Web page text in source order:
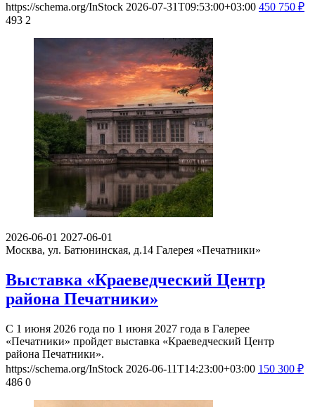
https://schema.org/InStock 2026-07-31T09:53:00+03:00 450 750 ₽
493 2
2026-06-01 2027-06-01
Москва, ул. Батюнинская, д.14 Галерея «Печатники»
Выставка «Краеведческий Центр
района Печатники»
С 1 июня 2026 года по 1 июня 2027 года в Галерее
«Печатники» пройдет выставка «Краеведческий Центр
района Печатники».
https://schema.org/InStock 2026-06-11T14:23:00+03:00 150 300 ₽
486 0